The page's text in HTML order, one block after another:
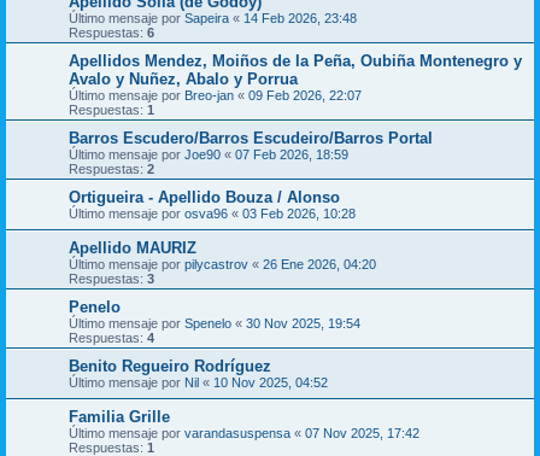
Último mensaje por Sapeira « 14 Feb 2026, 23:48
Respuestas: 6
Apellidos Mendez, Moiños de la Peña, Oubiña Montenegro y
Avalo y Nuñez, Abalo y Porrua
Último mensaje por Breo-jan « 09 Feb 2026, 22:07
Respuestas: 1
Barros Escudero/Barros Escudeiro/Barros Portal
Último mensaje por Joe90 « 07 Feb 2026, 18:59
Respuestas: 2
Ortigueira - Apellido Bouza / Alonso
Último mensaje por osva96 « 03 Feb 2026, 10:28
Apellido MAURIZ
Último mensaje por pilycastrov « 26 Ene 2026, 04:20
Respuestas: 3
Penelo
Último mensaje por Spenelo « 30 Nov 2025, 19:54
Respuestas: 4
Benito Regueiro Rodríguez
Último mensaje por Nil « 10 Nov 2025, 04:52
Familia Grille
Último mensaje por varandasuspensa « 07 Nov 2025, 17:42
Respuestas: 1